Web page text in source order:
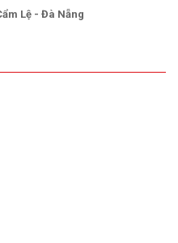
Lệ - Đà Nẵng